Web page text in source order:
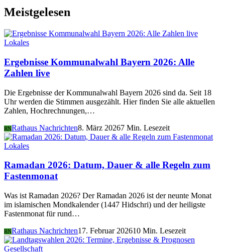
Meistgelesen
Lokales
Ergebnisse Kommunalwahl Bayern 2026: Alle
Zahlen live
Die Ergebnisse der Kommunalwahl Bayern 2026 sind da. Seit 18
Uhr werden die Stimmen ausgezählt. Hier finden Sie alle aktuellen
Zahlen, Hochrechnungen,…
RNRathaus Nachrichten8. März 20267 Min. Lesezeit
Lokales
Ramadan 2026: Datum, Dauer & alle Regeln zum
Fastenmonat
Was ist Ramadan 2026? Der Ramadan 2026 ist der neunte Monat
im islamischen Mondkalender (1447 Hidschri) und der heiligste
Fastenmonat für rund…
RNRathaus Nachrichten17. Februar 202610 Min. Lesezeit
Gesellschaft